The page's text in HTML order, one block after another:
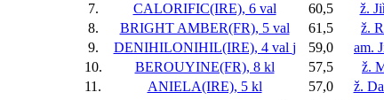
7.
CALORIFIC(IRE), 6 val 60,5 ž.
8.
BRIGHT AMBER(FR), 5 val 61,5 ž.
9.
DENIHILONIHIL(IRE), 4 val j 59,0 am.
10.
BEROUYINE(FR), 8 kl 57,5 ž.
11.
ANIELA(IRE), 5 kl 57,0 ž.